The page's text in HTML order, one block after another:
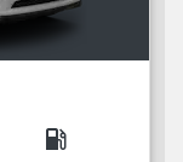
local_gas_station